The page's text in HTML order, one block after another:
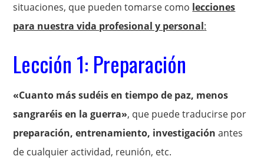
situaciones, que pueden tomarse como lecciones
para nuestra vida profesional y personal:
Lección 1: Preparación
«Cuanto más sudéis en tiempo de paz, menos
sangraréis en la guerra», que puede traducirse por
preparación, entrenamiento, investigación antes
de cualquier actividad, reunión, etc.